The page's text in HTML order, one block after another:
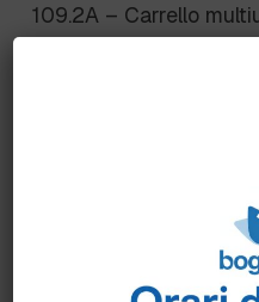
109.2A – Carrello
Come
Puoi ordinare
scrivendo una mail a
Per ogni informazione